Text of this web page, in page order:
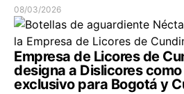
08/03/2026
Empresa de Licores de
designa a Dislicores
exclusivo para Bogotá y